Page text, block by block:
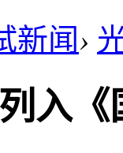
新闻›
入